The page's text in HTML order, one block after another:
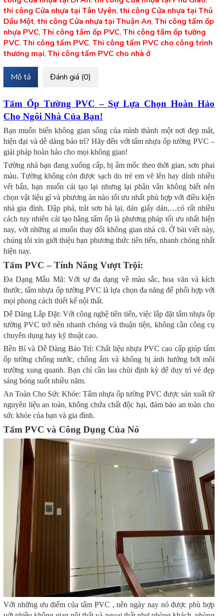
thi công Cửa nhựa tại Tân Uyên, thi công Cửa nhựa tại Thủ
Dầu Một, thi công Cửa nhựa tại Thuận An, Thi công tấm ốp
nhựa PVC, Thi công tấm ốp PVC, Thi công tấm ốp tường
PVC, Thi công tấm PVC, Thi công tấm PVC cho công trình
thương mại, Thi công tấm PVC cho nhà ở
Mô tả Đánh giá (0)
Tấm Ốp Tường PVC – Sự Lựa Chọn Hoàn Hảo
Cho Ngôi Nhà Của Bạn!
Bạn muốn biến không gian sống của mình thành một nơi đẹp mắt,
hiện đại và dễ dàng bảo trì? Hãy đến với tấm nhựa ốp tường PVC –
giải pháp hoàn hảo cho mọi không gian!
Tường nhà bạn đang xuống cấp, bị ẩm mốc theo thời gian, sơn phai
màu. Tường không còn được sạch do trẻ em vẽ lên hay dính nhiều
vết bẩn, bạn muốn cải tạo lại nhưng lại phân vân không biết nên
chọn vật liệu gì và phương án nào tối ưu nhất phù hợp với điều kiện
nhà gia đình. Đập phá, trát sơn bả lại, dán giấy dán,…có rất nhiều
cách tuy nhiên cải tạo bằng tấm ốp là phương pháp tối ưu nhất hiện
nay, với những ai muốn thay đổi không gian nhà cũ. Ở bài viết này,
chúng tôi xin giới thiệu bạn phương thức tiên tiến, nhanh chóng nhất
hiện nay.
Tấm PVC – Tính Năng Vượt Trội:
Đa Dạng Mẫu Mã: Với sự đa dạng về màu sắc, hoa văn và kích
thước, tấm nhựa ốp tường PVC là lựa chọn đa năng để phối hợp với
mọi phong cách thiết kế nội thất.
Dễ Dàng Lắp Đặt: Với công nghệ tiên tiến, việc lắp đặt tấm nhựa ốp
tường PVC trở nên nhanh chóng và thuận tiện, không cần công cụ
chuyên dụng hay kỹ thuật cao.
Bền Bỉ và Dễ Dàng Bảo Trì: Chất liệu nhựa PVC cao cấp giúp tấm
ốp tường chống nước, chống ẩm và không bị ảnh hưởng bởi môi
trường xung quanh. Bạn chỉ cần lau chùi định kỳ để duy trì vẻ đẹp
sáng bóng suốt nhiều năm.
An Toàn Cho Sức Khỏe: Tấm nhựa ốp tường PVC được sản xuất từ
nguyên liệu an toàn, không chứa chất độc hại, đảm bảo an toàn cho
sức khỏe của bạn và gia đình.
Tấm PVC và Công Dụng Của Nó
Với những ưu điểm của tấm PVC , nên ngày nay nó được phù hợp